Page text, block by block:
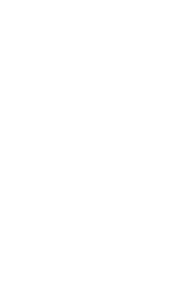
DESEJOS